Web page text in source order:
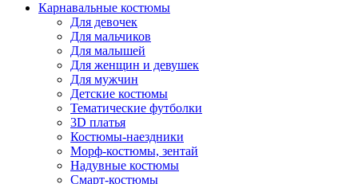
Карнавальные костюмы
Для девочек
Для мальчиков
Для малышей
Для женщин и девушек
Для мужчин
Детские костюмы
Тематические футболки
3D платья
Костюмы-наездники
Морф-костюмы, зентай
Надувные костюмы
Смарт-костюмы